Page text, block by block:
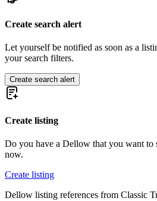
Create search alert
Let yourself be notified as soon as a
your search filters.
Create search alert
Create listing
Do you have a Dellow that you want to
now.
Create listing
Dellow listing references from Classic